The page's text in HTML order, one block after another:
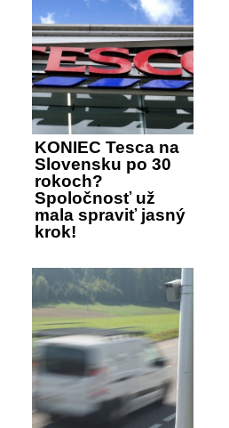
KONIEC Tesca na
Slovensku po 30
rokoch?
Spoločnosť už
mala spraviť jasný
krok!